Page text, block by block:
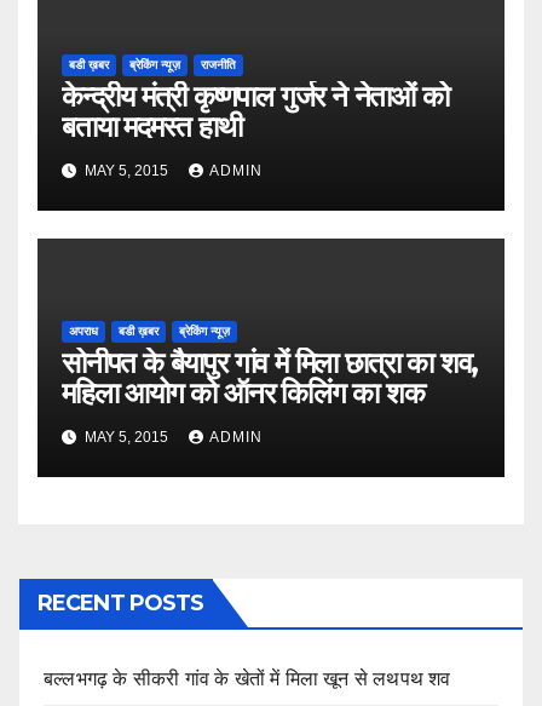
बडी ख़बर ब्रेकिंग न्यूज़ राजनीति
केन्द्रीय मंत्री कृष्णपाल गुर्जर ने नेताओं को
बताया मदमस्त हाथी
MAY 5, 2015 ADMIN
अपराध बडी ख़बर ब्रेकिंग न्यूज़
सोनीपत के बैयापुर गांव में मिला छात्रा का शव,
महिला आयोग को ऑनर किलिंग का शक
MAY 5, 2015 ADMIN
RECENT POSTS
बल्लभगढ़ के सीकरी गांव के खेतों में मिला खून से लथपथ शव